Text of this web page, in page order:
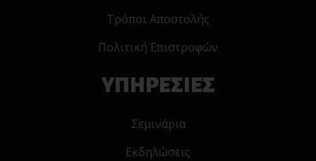
Τρόποι Αποστολής
Πολιτική Επιστροφών
ΥΠΗΡΕΣΙΕΣ
Σεμινάρια
Εκδηλώσεις